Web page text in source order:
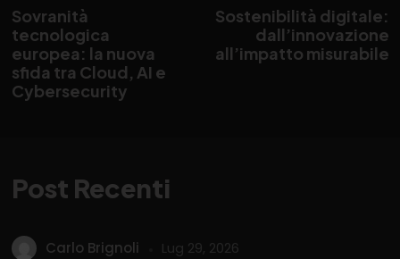
Sovranità
tecnologica
europea: la nuova
sfida tra Cloud, AI e
Cybersecurity
Sostenibilità digitale:
dall’innovazione
all’impatto misurabile
Post Recenti
Carlo Brignoli Lug 29, 2026